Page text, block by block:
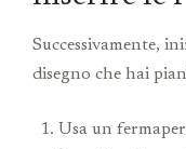
Successivamente,
disegno che hai
Usa un